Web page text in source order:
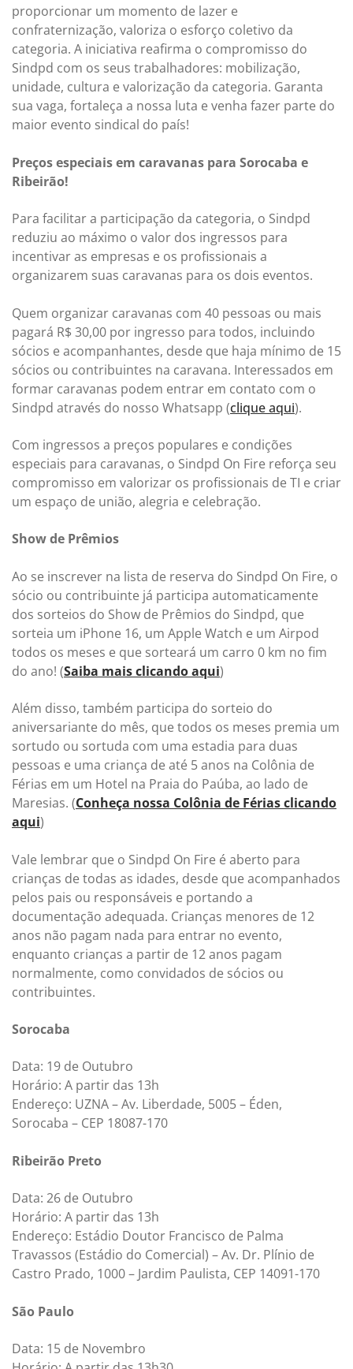
proporcionar um momento de lazer e
confraternização, valoriza o esforço coletivo da
categoria. A iniciativa reafirma o compromisso do
Sindpd com os seus trabalhadores: mobilização,
unidade, cultura e valorização da categoria. Garanta
sua vaga, fortaleça a nossa luta e venha fazer parte do
maior evento sindical do país!
Preços especiais em caravanas para Sorocaba e
Ribeirão!
Para facilitar a participação da categoria, o Sindpd
reduziu ao máximo o valor dos ingressos para
incentivar as empresas e os profissionais a
organizarem suas caravanas para os dois eventos.
Quem organizar caravanas com 40 pessoas ou mais
pagará R$ 30,00 por ingresso para todos, incluindo
sócios e acompanhantes, desde que haja mínimo de 15
sócios ou contribuintes na caravana. Interessados em
formar caravanas podem entrar em contato com o
Sindpd através do nosso Whatsapp (clique aqui).
Com ingressos a preços populares e condições
especiais para caravanas, o Sindpd On Fire reforça seu
compromisso em valorizar os profissionais de TI e criar
um espaço de união, alegria e celebração.
Show de Prêmios
Ao se inscrever na lista de reserva do Sindpd On Fire, o
sócio ou contribuinte já participa automaticamente
dos sorteios do Show de Prêmios do Sindpd, que
sorteia um iPhone 16, um Apple Watch e um Airpod
todos os meses e que sorteará um carro 0 km no fim
do ano! (Saiba mais clicando aqui)
Além disso, também participa do sorteio do
aniversariante do mês, que todos os meses premia um
sortudo ou sortuda com uma estadia para duas
pessoas e uma criança de até 5 anos na Colônia de
Férias em um Hotel na Praia do Paúba, ao lado de
Maresias. (Conheça nossa Colônia de Férias clicando
aqui)
Vale lembrar que o Sindpd On Fire é aberto para
crianças de todas as idades, desde que acompanhados
pelos pais ou responsáveis e portando a
documentação adequada. Crianças menores de 12
anos não pagam nada para entrar no evento,
enquanto crianças a partir de 12 anos pagam
normalmente, como convidados de sócios ou
contribuintes.
Sorocaba
Data: 19 de Outubro
Horário: A partir das 13h
Endereço: UZNA – Av. Liberdade, 5005 – Éden,
Sorocaba – CEP 18087-170
Ribeirão Preto
Data: 26 de Outubro
Horário: A partir das 13h
Endereço: Estádio Doutor Francisco de Palma
Travassos (Estádio do Comercial) – Av. Dr. Plínio de
Castro Prado, 1000 – Jardim Paulista, CEP 14091-170
São Paulo
Data: 15 de Novembro